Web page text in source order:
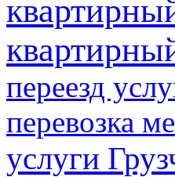
переезд
перевозка
услуги